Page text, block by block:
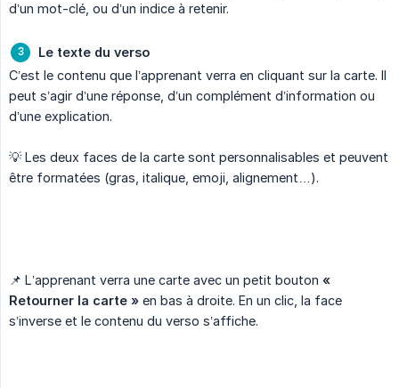
d’un mot-clé, ou d’un indice à retenir.
Le texte du verso
C’est le contenu que l’apprenant verra en cliquant sur la carte. Il
peut s’agir d’une réponse, d’un complément d’information ou
d’une explication.
💡 Les deux faces de la carte sont personnalisables et peuvent
être formatées (gras, italique, emoji, alignement…).
📌 L’apprenant verra une carte avec un petit bouton «
Retourner la carte » en bas à droite. En un clic, la face
s’inverse et le contenu du verso s’affiche.